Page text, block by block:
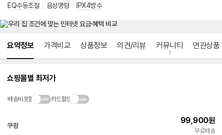
EQ수동조절 / 음성명령 / IPX4방수
요약정보 가격비교 상품정보 의견/리뷰 커뮤니티
1
연관상품
쇼핑몰별 최저가
배송비포함 카드할인
쿠팡
99,900원
무료배송